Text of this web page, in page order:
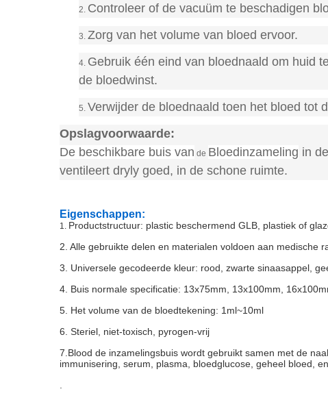
2. Controleer of de vacuüm te beschadigen
3. Zorg van het volume van bloed ervoor.
4. Gebruik één eind van bloednaald om huid
de bloedwinst.
5. Verwijder de bloednaald toen het bloed tot
Opslagvoorwaarde:
De beschikbare buis van de Bloedinzameling in
ventileert dryly goed, in de schone ruimte.
Eigenschappen:
1. Productstructuur: plastic beschermend GLB, plastiek of
2. Alle gebruikte delen en materialen voldoen aan medische
3. Universele gecodeerde kleur: rood, zwarte sinaasappel,
4. Buis normale specificatie: 13x75mm, 13x100mm,
5. Het volume van de bloedtekening: 1ml~10ml
6. Steriel, niet-toxisch, pyrogen-vrij
7.Blood de inzamelingsbuis wordt gebruikt samen met de
immunisering, serum, plasma, bloedglucose, geheel bloed,